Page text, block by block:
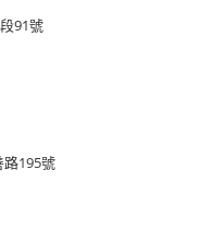
91號
路195號